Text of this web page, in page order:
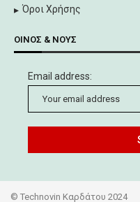
Όροι Χρήσης
ΟΊΝΟΣ & ΝΟΥΣ
Email address:
© Technovin Καρδάτου 2024